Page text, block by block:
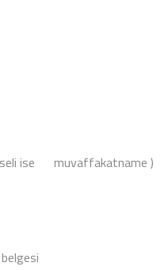
ise muvaffakatname )